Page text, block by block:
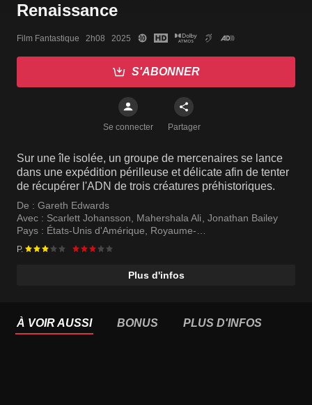
Film Fantastique   2h08   2025
S'ABONNER
Se connecter Partager
Sur une île isolée, un groupe de mercenaires se lance
dans une expédition périlleuse et délicate afin de tenter
de récupérer l'ADN de trois créatures préhistoriques.
De : Gareth Edwards
Avec : Scarlett Johansson, Mahershala Ali, Jonathan Bailey
Pays : États-Unis d'Amérique, Royaume-
Uni
Malte , Inde Taiwan
P.
Plus d'infos
À VOIR AUSSI BONUS PLUS D'INFOS